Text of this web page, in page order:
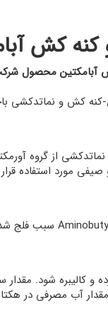
کش
محصول
کش و نماتدکشی
از گروه
مورد استفاده
و کالیبره شود.
آب مصرفی در